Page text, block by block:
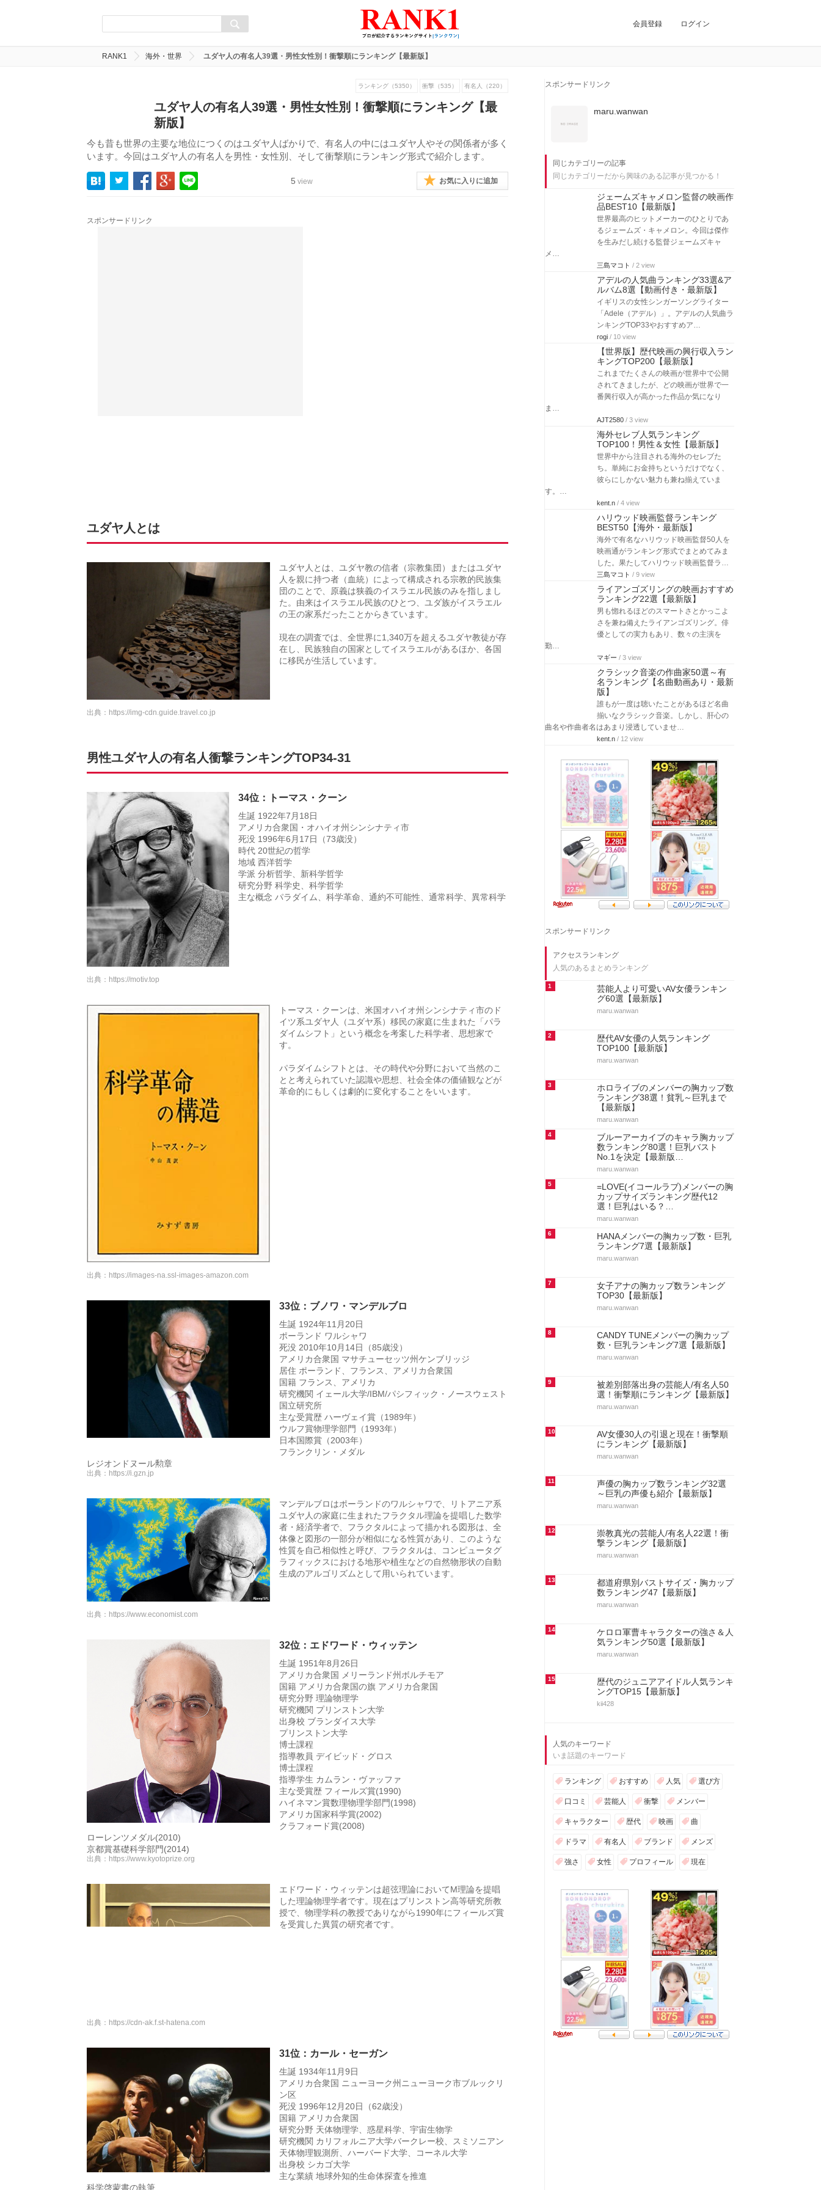
会員登録 ログイン
RANK1 海外・世界 ユダヤ人の有名人39選・男性女性別！衝撃順にランキング【最新版】
ランキング（5350） 衝撃（535） 有名人（220）
ユダヤ人の有名人39選・男性女性別！衝撃順にランキング【最
新版】
今も昔も世界の主要な地位につくのはユダヤ人ばかりで、有名人の中にはユダヤ人やその関係者が多く
います。今回はユダヤ人の有名人を男性・女性別、そして衝撃順にランキング形式で紹介します。
5 view お気に入りに追加
スポンサードリンク
ユダヤ人とは
ユダヤ人とは、ユダヤ教の信者（宗教集団）またはユダヤ
人を親に持つ者（血統）によって構成される宗教的民族集
団のことで、原義は狭義のイスラエル民族のみを指しまし
た。由来はイスラエル民族のひとつ、ユダ族がイスラエル
の王の家系だったことからきています。
現在の調査では、全世界に1,340万を超えるユダヤ教徒が存
在し、民族独自の国家としてイスラエルがあるほか、各国
に移民が生活しています。
出典： https://img-cdn.guide.travel.co.jp
男性ユダヤ人の有名人衝撃ランキングTOP34-31
34位：トーマス・クーン
生誕 1922年7月18日
アメリカ合衆国・オハイオ州シンシナティ市
死没 1996年6月17日（73歳没）
時代 20世紀の哲学
地域 西洋哲学
学派 分析哲学、新科学哲学
研究分野 科学史、科学哲学
主な概念 パラダイム、科学革命、通約不可能性、通常科学、異常科学
出典： https://motiv.top
トーマス・クーンは、米国オハイオ州シンシナティ市のド
イツ系ユダヤ人（ユダヤ系）移民の家庭に生まれた「パラ
ダイムシフト」という概念を考案した科学者、思想家で
す。
パラダイムシフトとは、その時代や分野において当然のこ
とと考えられていた認識や思想、社会全体の価値観などが
革命的にもしくは劇的に変化することをいいます。
出典： https://images-na.ssl-images-amazon.com
33位：ブノワ・マンデルブロ
生誕 1924年11月20日
ポーランド ワルシャワ
死没 2010年10月14日（85歳没）
アメリカ合衆国 マサチューセッツ州ケンブリッジ
居住 ポーランド、フランス、アメリカ合衆国
国籍 フランス、アメリカ
研究機関 イェール大学/IBM/パシフィック・ノースウェスト
国立研究所
主な受賞歴 ハーヴェイ賞（1989年）
ウルフ賞物理学部門（1993年）
日本国際賞（2003年）
フランクリン・メダル
レジオンドヌール勲章
出典： https://i.gzn.jp
マンデルブロはポーランドのワルシャワで、リトアニア系
ユダヤ人の家庭に生まれたフラクタル理論を提唱した数学
者・経済学者で、フラクタルによって描かれる図形は、全
体像と図形の一部分が相似になる性質があり、このような
性質を自己相似性と呼び、フラクタルは、コンピュータグ
ラフィックスにおける地形や植生などの自然物形状の自動
生成のアルゴリズムとして用いられています。
出典： https://www.economist.com
32位：エドワード・ウィッテン
生誕 1951年8月26日
アメリカ合衆国 メリーランド州ボルチモア
国籍 アメリカ合衆国の旗 アメリカ合衆国
研究分野 理論物理学
研究機関 プリンストン大学
出身校 ブランダイス大学
プリンストン大学
博士課程
指導教員 デイビッド・グロス
博士課程
指導学生 カムラン・ヴァッファ
主な受賞歴 フィールズ賞(1990)
ハイネマン賞数理物理学部門(1998)
アメリカ国家科学賞(2002)
クラフォード賞(2008)
ローレンツメダル(2010)
京都賞基礎科学部門(2014)
出典： https://www.kyotoprize.org
エドワード・ウィッテンは超弦理論においてM理論を提唱
した理論物理学者です。現在はプリンストン高等研究所教
授で、物理学科の教授でありながら1990年にフィールズ賞
を受賞した異質の研究者です。
出典： https://cdn-ak.f.st-hatena.com
31位：カール・セーガン
生誕 1934年11月9日
アメリカ合衆国 ニューヨーク州ニューヨーク市ブルックリ
ン区
死没 1996年12月20日（62歳没）
国籍 アメリカ合衆国
研究分野 天体物理学、惑星科学、宇宙生物学
研究機関 カリフォルニア大学バークレー校、スミソニアン
天体物理観測所、ハーバード大学、コーネル大学
出身校 シカゴ大学
主な業績 地球外知的生命体探査を推進
科学啓蒙書の執筆
スポンサードリンク
maru.wanwan
同じカテゴリーの記事
同じカテゴリーだから興味のある記事が見つかる！
ジェームズキャメロン監督の映画作
品BEST10【最新版】
世界最高のヒットメーカーのひとりであ
るジェームズ・キャメロン。今回は傑作
を生みだし続ける監督ジェームズキャ
メ…
三島マコト / 2 view
アデルの人気曲ランキング33選&ア
ルバム8選【動画付き・最新版】
イギリスの女性シンガーソングライター
「Adele（アデル）」。アデルの人気曲ラ
ンキングTOP33やおすすめア…
rogi / 10 view
【世界版】歴代映画の興行収入ラン
キングTOP200【最新版】
これまでたくさんの映画が世界中で公開
されてきましたが、どの映画が世界で一
番興行収入が高かった作品か気になり
ま…
AJT2580 / 3 view
海外セレブ人気ランキング
TOP100！男性＆女性【最新版】
世界中から注目される海外のセレブた
ち。単純にお金持ちというだけでなく、
彼らにしかない魅力も兼ね揃えていま
す。…
kent.n / 4 view
ハリウッド映画監督ランキング
BEST50【海外・最新版】
海外で有名なハリウッド映画監督50人を
映画通がランキング形式でまとめてみま
した。果たしてハリウッド映画監督ラ…
三島マコト / 9 view
ライアンゴズリングの映画おすすめ
ランキング22選【最新版】
男も惚れるほどのスマートさとかっこよ
さを兼ね備えたライアンゴズリング。俳
優としての実力もあり、数々の主演を
勤…
マギー / 3 view
クラシック音楽の作曲家50選～有
名ランキング【名曲動画あり・最新
版】
誰もが一度は聴いたことがあるほど名曲
揃いなクラシック音楽。しかし、肝心の
曲名や作曲者名はあまり浸透していませ…
kent.n / 12 view
スポンサードリンク
アクセスランキング
人気のあるまとめランキング
1
芸能人より可愛いAV女優ランキン
グ60選【最新版】
maru.wanwan
2
歴代AV女優の人気ランキング
TOP100【最新版】
maru.wanwan
3
ホロライブのメンバーの胸カップ数
ランキング38選！貧乳～巨乳まで
【最新版】
maru.wanwan
4
ブルーアーカイブのキャラ胸カップ
数ランキング80選！巨乳バスト
No.1を決定【最新版…
maru.wanwan
5
=LOVE(イコールラブ)メンバーの胸
カップサイズランキング歴代12
選！巨乳はいる？…
maru.wanwan
6
HANAメンバーの胸カップ数・巨乳
ランキング7選【最新版】
maru.wanwan
7
女子アナの胸カップ数ランキング
TOP30【最新版】
maru.wanwan
8
CANDY TUNEメンバーの胸カップ
数・巨乳ランキング7選【最新版】
maru.wanwan
9
被差別部落出身の芸能人/有名人50
選！衝撃順にランキング【最新版】
maru.wanwan
10
AV女優30人の引退と現在！衝撃順
にランキング【最新版】
maru.wanwan
11
声優の胸カップ数ランキング32選
～巨乳の声優も紹介【最新版】
maru.wanwan
12
崇教真光の芸能人/有名人22選！衝
撃ランキング【最新版】
maru.wanwan
13
都道府県別バストサイズ・胸カップ
数ランキング47【最新版】
maru.wanwan
14
ケロロ軍曹キャラクターの強さ＆人
気ランキング50選【最新版】
maru.wanwan
15
歴代のジュニアアイドル人気ランキ
ングTOP15【最新版】
kii428
人気のキーワード
いま話題のキーワード
ランキング おすすめ 人気 選び方
口コミ 芸能人 衝撃 メンバー
キャラクター 歴代 映画 曲
ドラマ 有名人 ブランド メンズ
強さ 女性 プロフィール 現在